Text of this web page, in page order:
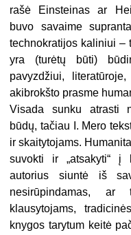
rašė Einsteinas ar
buvo savaime
technokratijos kaliniui –
yra (turėtų būti)
pavyzdžiui,
akibrokšto prasme
Visada sunku atrasti
būdų, tačiau I. Mero
ir skaitytojams.
suvokti ir „atsakyti“ į
autorius siuntė iš
nesirūpindamas, ar
klausytojams,
knygos tarytum keitė